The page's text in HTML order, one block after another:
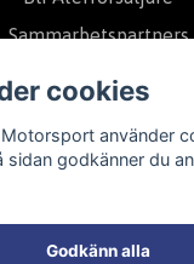
Sammarbetspartners
på vårt
cookies
använder
godkänner du
Godkänn alla